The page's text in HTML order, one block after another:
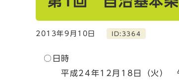
2013年9月10日 ID:3364
○日時
平成24年12月18日（火）